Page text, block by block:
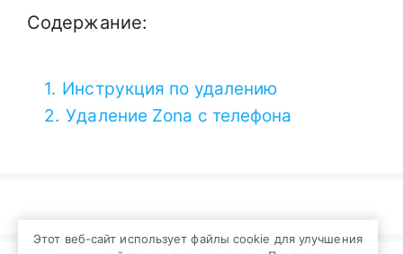
Содержание:
1. Инструкция по удалению
2. Удаление Zona с телефона
Этот веб-сайт использует файлы cookie для улучшения